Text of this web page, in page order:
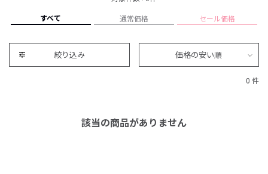
すべて 通常価格 セール価格
絞り込み 価格の安い順
0 件
該当の商品がありません